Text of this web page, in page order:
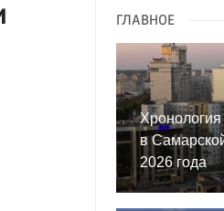
ГЛАВНОЕ
в
2026 года